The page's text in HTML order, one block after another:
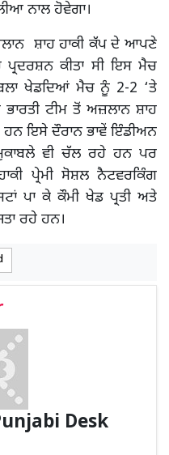
ਨਾਲ ਹੋਵੇਗਾ।
ਸ਼ਾਹ ਹਾਕੀ ਕੱਪ ਦੇ ਆਪਣੇ
ਕੀਤਾ ਸੀ ਇਸ ਮੈਚ
ਖੇਡਦਿਆਂ ਮੈਚ ਨੂੰ 2-2 ‘ਤੇ
ਭਾਰਤੀ ਟੀਮ ਤੋਂ ਅਜ਼ਲਾਨ ਸ਼ਾਹ
ਹਨ ਇਸੇ ਦੌਰਾਨ ਭਾਵੇਂ ਇੰਡੀਅਨ
ਮੁਕਾਬਲੇ ਵੀ ਚੱਲ ਰਹੇ ਹਨ ਪਰ
ਪ੍ਰੇਮੀ ਸੋਸ਼ਲ ਨੈਟਵਰਕਿੰਗ
ਪਾ ਕੇ ਕੌਮੀ ਖੇਡ ਪ੍ਰਤੀ ਅਤੇ
ਰਹੇ ਹਨ।
Desk